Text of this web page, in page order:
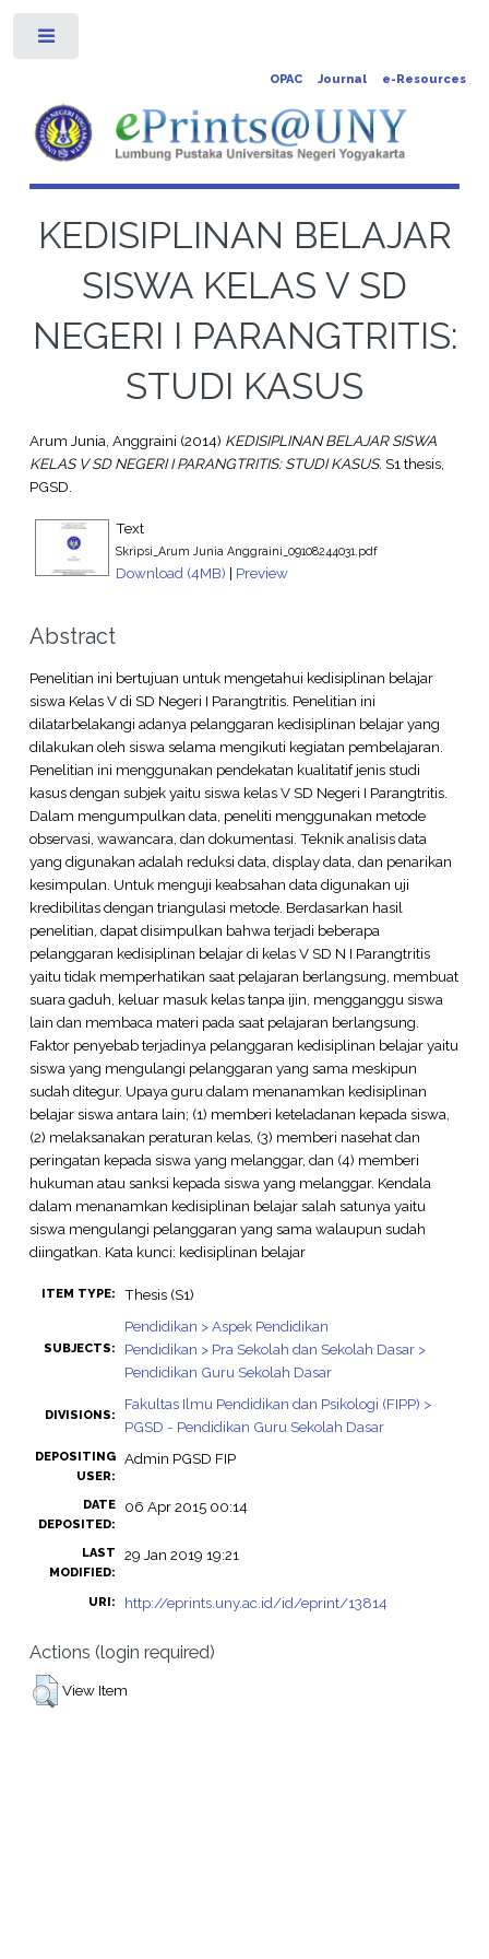
OPAC Journal e-Resources
KEDISIPLINAN BELAJAR
SISWA KELAS V SD
NEGERI I PARANGTRITIS:
STUDI KASUS
Arum Junia, Anggraini (2014) KEDISIPLINAN BELAJAR SISWA
KELAS V SD NEGERI I PARANGTRITIS: STUDI KASUS. S1 thesis,
PGSD.
Text
Skripsi_Arum Junia Anggraini_09108244031.pdf
Download (4MB) | Preview
Abstract
Penelitian ini bertujuan untuk mengetahui kedisiplinan belajar
siswa Kelas V di SD Negeri I Parangtritis. Penelitian ini
dilatarbelakangi adanya pelanggaran kedisiplinan belajar yang
dilakukan oleh siswa selama mengikuti kegiatan pembelajaran.
Penelitian ini menggunakan pendekatan kualitatif jenis studi
kasus dengan subjek yaitu siswa kelas V SD Negeri I Parangtritis.
Dalam mengumpulkan data, peneliti menggunakan metode
observasi, wawancara, dan dokumentasi. Teknik analisis data
yang digunakan adalah reduksi data, display data, dan penarikan
kesimpulan. Untuk menguji keabsahan data digunakan uji
kredibilitas dengan triangulasi metode. Berdasarkan hasil
penelitian, dapat disimpulkan bahwa terjadi beberapa
pelanggaran kedisiplinan belajar di kelas V SD N I Parangtritis
yaitu tidak memperhatikan saat pelajaran berlangsung, membuat
suara gaduh, keluar masuk kelas tanpa ijin, mengganggu siswa
lain dan membaca materi pada saat pelajaran berlangsung.
Faktor penyebab terjadinya pelanggaran kedisiplinan belajar yaitu
siswa yang mengulangi pelanggaran yang sama meskipun
sudah ditegur. Upaya guru dalam menanamkan kedisiplinan
belajar siswa antara lain; (1) memberi keteladanan kepada siswa,
(2) melaksanakan peraturan kelas, (3) memberi nasehat dan
peringatan kepada siswa yang melanggar, dan (4) memberi
hukuman atau sanksi kepada siswa yang melanggar. Kendala
dalam menanamkan kedisiplinan belajar salah satunya yaitu
siswa mengulangi pelanggaran yang sama walaupun sudah
diingatkan. Kata kunci: kedisiplinan belajar
ITEM TYPE: Thesis (S1)
SUBJECTS:
Pendidikan > Aspek Pendidikan
Pendidikan > Pra Sekolah dan Sekolah Dasar >
Pendidikan Guru Sekolah Dasar
DIVISIONS:
Fakultas Ilmu Pendidikan dan Psikologi (FIPP) >
PGSD - Pendidikan Guru Sekolah Dasar
DEPOSITING
USER:
Admin PGSD FIP
DATE
DEPOSITED:
06 Apr 2015 00:14
LAST
MODIFIED:
29 Jan 2019 19:21
URI: http://eprints.uny.ac.id/id/eprint/13814
Actions (login required)
View Item